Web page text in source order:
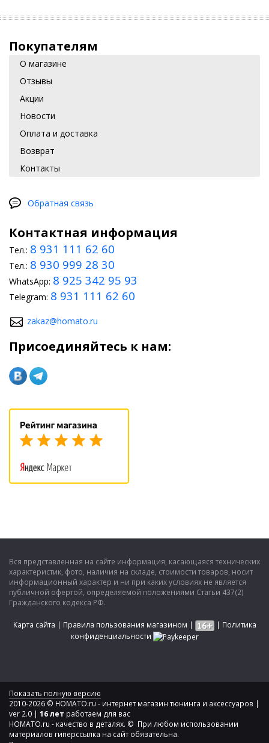
Покупателям
О магазине
Отзывы
Акции
Новости
Оплата и доставка
Возврат
Контакты
Обратная связь
Контактная информация
Тел.: 8 931 111 62 60
Тел.: 8 930 999 28 30
WhatsApp: 8 925 342 95 93
Telegram: 8 931 111 62 60
zakaz@homato.ru
Присоединяйтесь к нам:
Вся представленная на сайте информация, касающаяся технических
характеристик, фото, наличия на складе, стоимости товаров, носит
информационный характер и ни при каких условиях не является
публичной офертой, определяемой положениями Статьи 437(2)
Гражданского кодекса РФ.
Карта сайта | Правила пользования магазином | | Политика
конфиденциальности
Показать полную версию
2010-2026 © HOMATO.ru - интернет магазин тюнинга и аксессуаров |
ver 2.0 | 16 лет работаем для вас
HOMATO.ru - качество в деталях. © При любом использовании
материалов гиперссылка на сайт обязательна.